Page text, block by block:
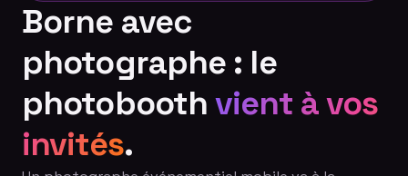
Borne avec
photographe : le
photoboothvient à vos
invités.